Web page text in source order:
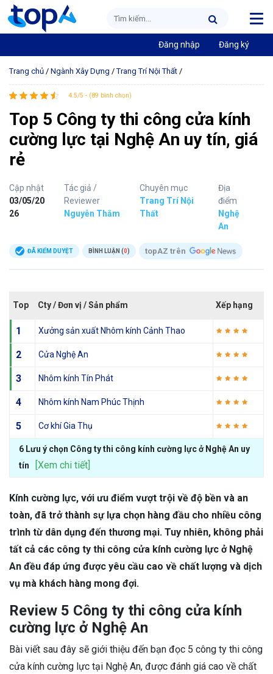
Đăng nhập Đăng ký
Trang chủ / Ngành Xây Dựng /Trang Trí Nội Thất /
4.5/5 - (89 bình chọn)
Top 5 Công ty thi công cửa kính
cường lực tại Nghệ An uy tín, giá
rẻ
Cập nhật
03/05/20
26
Tác giả /
Reviewer
Nguyễn Thắm
Chuyên mục
Trang Trí Nội
Thất
Địa
điểm
Nghệ
An
ĐÃ KIỂM DUYỆT BÌNH LUẬN (0) topAZ trên
Top Cty / Đơn vị / Sản phẩm Xếp hạng
1 Xưởng sản xuất Nhôm kính Cảnh Thao
2 Cửa Nghệ An
3 Nhôm kính Tín Phát
4 Nhôm kính Nam Phúc Thịnh
5 Cơ khí Gia Thụ
6 Lưu ý chọn Công ty thi công kính cường lực ở Nghệ An uy
tín
[Xem chi tiết]
Kính cường lực, với ưu điểm vượt trội về độ bền và an
toàn, đã trở thành sự lựa chọn hàng đầu cho nhiều công
trình từ dân dụng đến thương mại. Tuy nhiên, không phải
tất cả các công ty thi công cửa kính cường lực ở Nghệ
An đều đáp ứng được yêu cầu cao về chất lượng và dịch
vụ mà khách hàng mong đợi.
Review 5 Công ty thi công cửa kính
cường lực ở Nghệ An
Bài viết sau đây sẽ giới thiệu đến bạn đọc 5 công ty thi công
cửa kính cường lực tại Nghệ An, được đánh giá cao về chất